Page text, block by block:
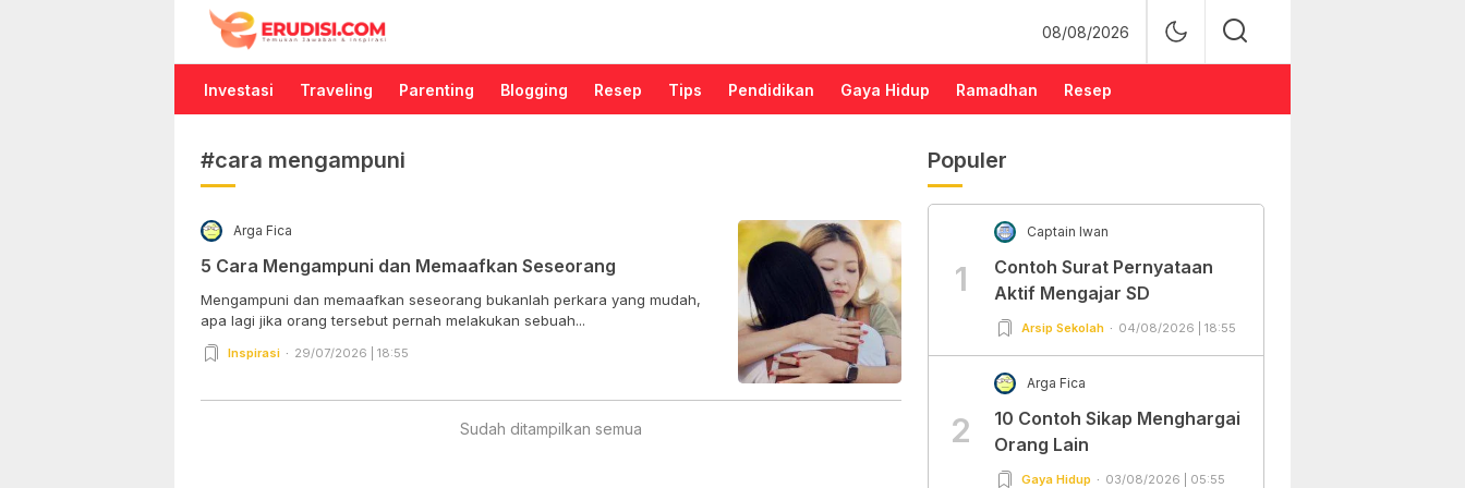
Erudisi
Temukan Jawaban dan Inspirasi
08/08/2026
Investasi Traveling Parenting Blogging Resep Tips Pendidikan Gaya Hidup Ramadhan Resep
#cara mengampuni
Arga Fica
5 Cara Mengampuni dan Memaafkan Seseorang
Mengampuni dan memaafkan seseorang bukanlah perkara yang mudah,
apa lagi jika orang tersebut pernah melakukan sebuah...
Inspirasi 29/07/2026 | 18:55
Sudah ditampilkan semua
Populer
1
Captain Iwan
Contoh Surat Pernyataan
Aktif Mengajar SD
Arsip Sekolah 04/08/2026 | 18:55
2
Arga Fica
10 Contoh Sikap Menghargai
Orang Lain
Gaya Hidup 03/08/2026 | 05:55